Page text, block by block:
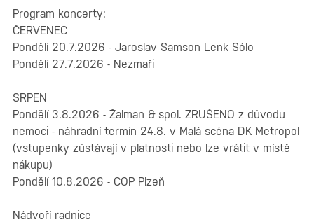
Program koncerty:
ČERVENEC
Pondělí 20.7.2026 - Jaroslav Samson Lenk Sólo
Pondělí 27.7.2026 - Nezmaři
SRPEN
Pondělí 3.8.2026 - Žalman & spol. ZRUŠENO z důvodu
nemoci - náhradní termín 24.8. v Malá scéna DK Metropol
(vstupenky zůstávají v platnosti nebo lze vrátit v místě
nákupu)
Pondělí 10.8.2026 - COP Plzeň
Nádvoří radnice